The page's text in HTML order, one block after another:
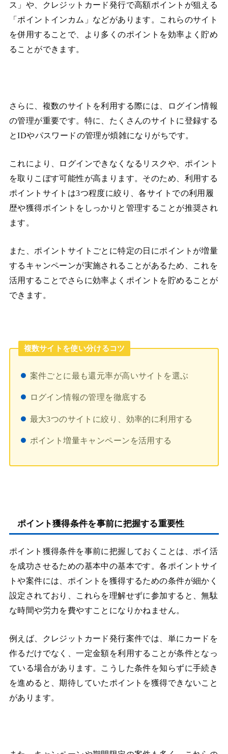
ス」や、クレジットカード発行で高額ポイントが狙える
「ポイントインカム」などがあります。これらのサイト
を併用することで、より多くのポイントを効率よく貯め
ることができます。
さらに、複数のサイトを利用する際には、ログイン情報
の管理が重要です。特に、たくさんのサイトに登録する
とIDやパスワードの管理が煩雑になりがちです。
これにより、ログインできなくなるリスクや、ポイント
を取りこぼす可能性が高まります。そのため、利用する
ポイントサイトは3つ程度に絞り、各サイトでの利用履
歴や獲得ポイントをしっかりと管理することが推奨され
ます。
また、ポイントサイトごとに特定の日にポイントが増量
するキャンペーンが実施されることがあるため、これを
活用することでさらに効率よくポイントを貯めることが
できます。
複数サイトを使い分けるコツ
案件ごとに最も還元率が高いサイトを選ぶ
ログイン情報の管理を徹底する
最大3つのサイトに絞り、効率的に利用する
ポイント増量キャンペーンを活用する
ポイント獲得条件を事前に把握する重要性
ポイント獲得条件を事前に把握しておくことは、ポイ活
を成功させるための基本中の基本です。各ポイントサイ
トや案件には、ポイントを獲得するための条件が細かく
設定されており、これらを理解せずに参加すると、無駄
な時間や労力を費やすことになりかねません。
例えば、クレジットカード発行案件では、単にカードを
作るだけでなく、一定金額を利用することが条件となっ
ている場合があります。こうした条件を知らずに手続き
を進めると、期待していたポイントを獲得できないこと
があります。